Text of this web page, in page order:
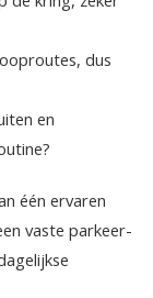
dus
en
één ervaren
vaste parkeer-